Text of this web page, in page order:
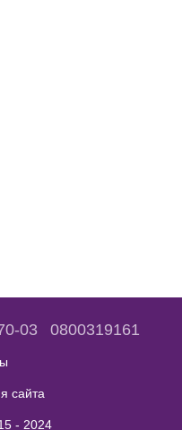
03 0800319161
сайта
- 2024